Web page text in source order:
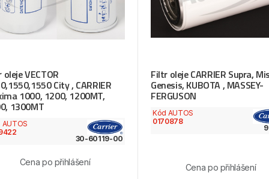
VECTOR
City , CARRIER
1000, 1200, 1200MT,
1300MT
AUTOS
30-60119-00
Cena po přihlášení
Filtr oleje CARRIER Supra,
Genesis, KUBOTA , MASSEY-
FERGUSON
Kód AUTOS
0170878
Cena po přihlášení